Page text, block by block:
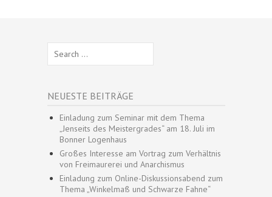
for:
NEUESTE BEITRÄGE
Einladung zum Seminar mit dem Thema
„Jenseits des Meistergrades“ am 18. Juli im
Bonner Logenhaus
Großes Interesse am Vortrag zum Verhältnis
von Freimaurerei und Anarchismus
Einladung zum Online-Diskussionsabend zum
Thema „Winkelmaß und Schwarze Fahne“